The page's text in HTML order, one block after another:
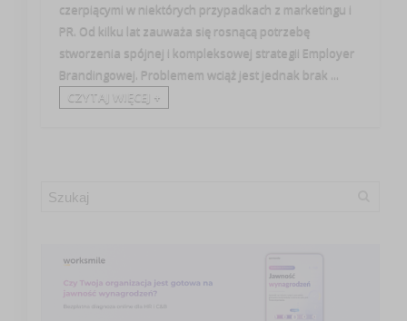
czerpiącymi w niektórych przypadkach z marketingu i
PR. Od kilku lat zauważa się rosnącą potrzebę
stworzenia spójnej i kompleksowej strategii Employer
Brandingowej. Problemem wciąż jest jednak brak ...
CZYTAJ WIĘCEJ +